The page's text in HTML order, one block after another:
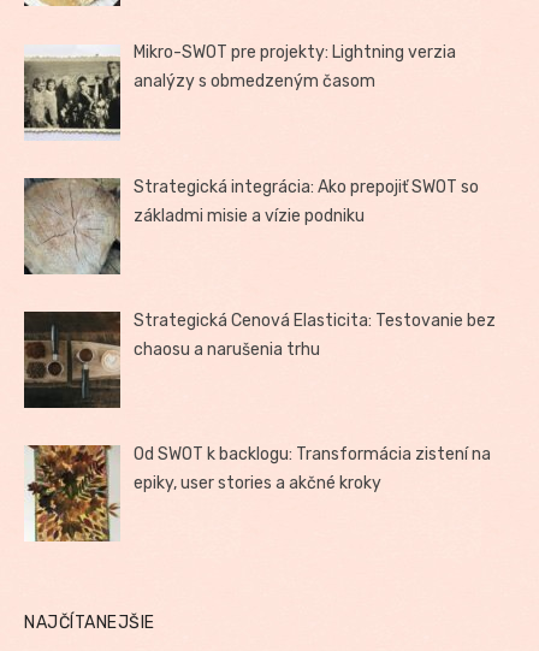
Mikro-SWOT pre projekty: Lightning verzia
analýzy s obmedzeným časom
Strategická integrácia: Ako prepojiť SWOT so
základmi misie a vízie podniku
Strategická Cenová Elasticita: Testovanie bez
chaosu a narušenia trhu
Od SWOT k backlogu: Transformácia zistení na
epiky, user stories a akčné kroky
NAJČÍTANEJŠIE